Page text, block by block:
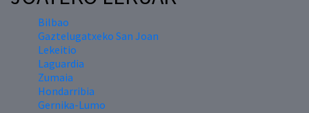
Bilbao
Gaztelugatxeko San Joan
Lekeitio
Laguardia
Zumaia
Hondarribia
Gernika-Lumo